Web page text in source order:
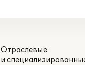
Отраслевые
и